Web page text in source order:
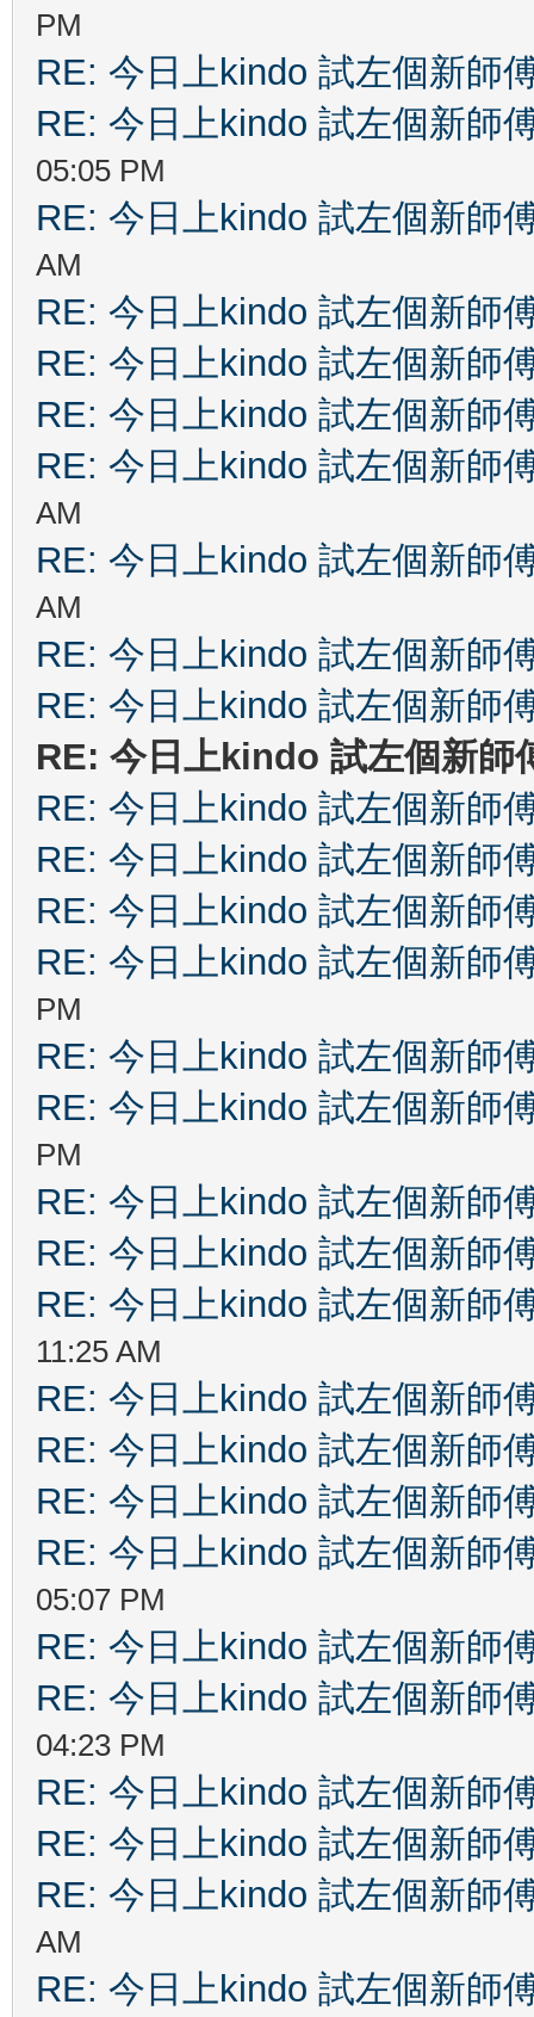
PM
RE: 今日上kindo 試左個新師
RE: 今日上kindo 試左個新師
05:05 PM
RE: 今日上kindo 試左個新師
AM
RE: 今日上kindo 試左個新師
RE: 今日上kindo 試左個新師
RE: 今日上kindo 試左個新師
RE: 今日上kindo 試左個新師
AM
RE: 今日上kindo 試左個新師
AM
RE: 今日上kindo 試左個新師
RE: 今日上kindo 試左個新師
RE: 今日上kindo 試左個新師
RE: 今日上kindo 試左個新師
RE: 今日上kindo 試左個新師
RE: 今日上kindo 試左個新師
RE: 今日上kindo 試左個新師
PM
RE: 今日上kindo 試左個新師
RE: 今日上kindo 試左個新師
PM
RE: 今日上kindo 試左個新師
RE: 今日上kindo 試左個新師
RE: 今日上kindo 試左個新師
11:25 AM
RE: 今日上kindo 試左個新師
RE: 今日上kindo 試左個新師
RE: 今日上kindo 試左個新師
RE: 今日上kindo 試左個新師
05:07 PM
RE: 今日上kindo 試左個新師
RE: 今日上kindo 試左個新師
04:23 PM
RE: 今日上kindo 試左個新師
RE: 今日上kindo 試左個新師
RE: 今日上kindo 試左個新師
AM
RE: 今日上kindo 試左個新師